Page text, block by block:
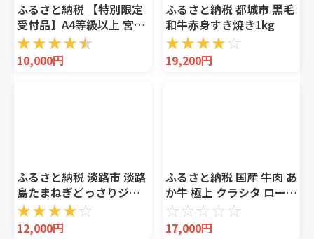
ふるさと納税 【特別限定
受付品】A4等級以上 宮崎
牛 切り落とし 小間切れ 小
分け3パック 計1.26kg 国
産 牛肉 訳あり 宮崎県小林
★★★★★
10,000円
ふるさと納税 都城市 黒毛
和牛赤身すき焼き1kg
★★★★☆
19,200円
ふるさと納税 淡路市 淡路
島たまねぎどっさりジャ
ンボハンバーグ 200g×12
個 ai01763
★★★★☆
12,000円
ふるさと納税 国産 牛肉 あ
か牛 極上 クラシタ ロース
スライス すき焼き しゃぶ
しゃぶ 鍋 送料無料 肉
☆☆☆☆☆
17,000円